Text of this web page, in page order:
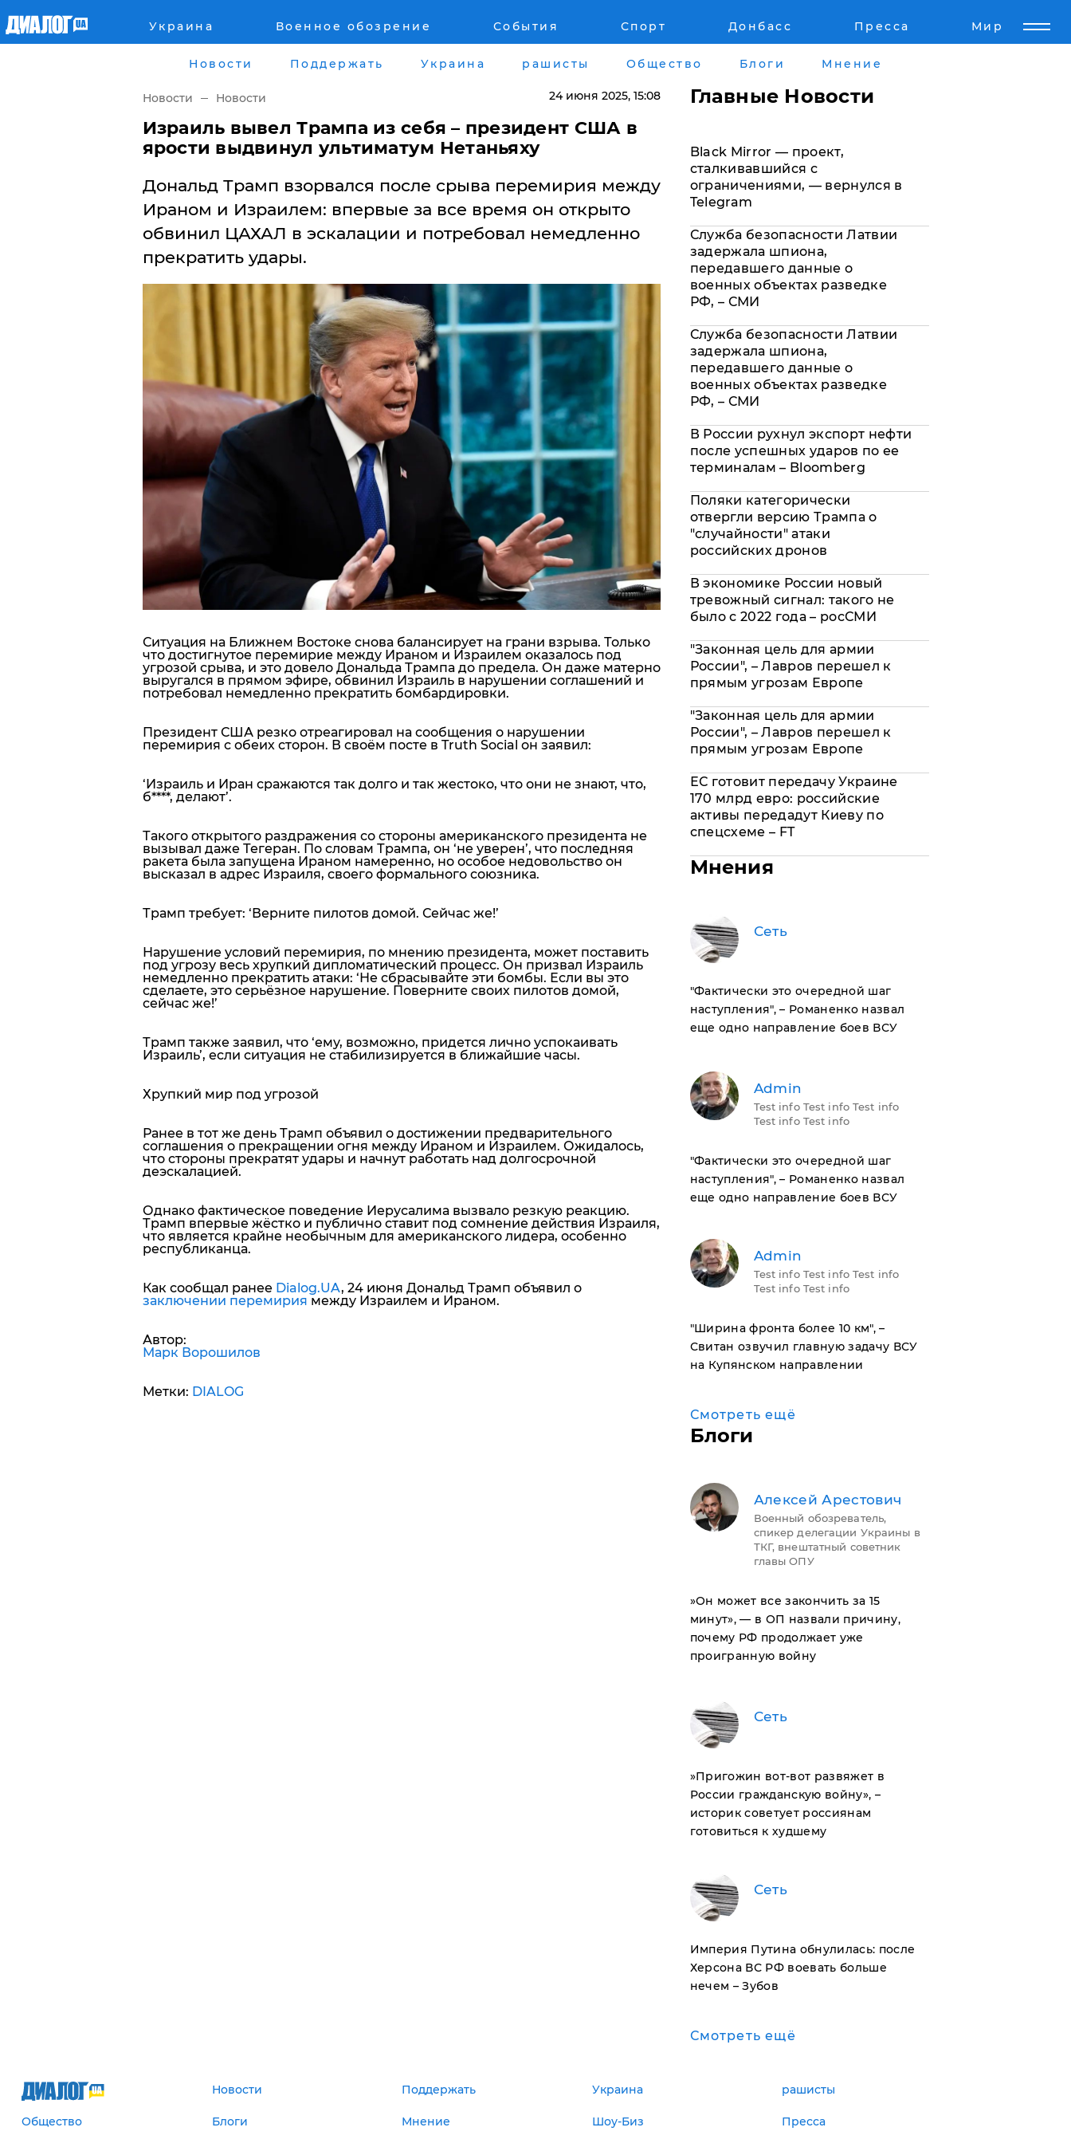
Украина Военное обозрение События Спорт Донбасс Пресса Мир
Военное обозрение
Города
Луганск
Киев
Харьков
Днепр
Одесса
Война на Донбассе и в Крыму
"ЛНР"
Оккупация Крыма
Новости Крыма
Донбасс
Лайф стайл
Помощь проекту
Стиль Диалога
Шоу-биз
Культура
Пресс-релизы
Новости Поддержать Украина рашисты Общество Блоги Мнение
Новости Новости 24 июня 2025, 15:08
​Израиль вывел Трампа из себя – президент США в
ярости выдвинул ультиматум Нетаньяху
Дональд Трамп взорвался после срыва перемирия между
Ираном и Израилем: впервые за все время он открыто
обвинил ЦАХАЛ в эскалации и потребовал немедленно
прекратить удары.
Ситуация на Ближнем Востоке снова балансирует на грани взрыва. Только
что достигнутое перемирие между Ираном и Израилем оказалось под
угрозой срыва, и это довело Дональда Трампа до предела. Он даже матерно
выругался в прямом эфире, обвинил Израиль в нарушении соглашений и
потребовал немедленно прекратить бомбардировки.
Президент США резко отреагировал на сообщения о нарушении
перемирия с обеих сторон. В своём посте в Truth Social он заявил:
‘Израиль и Иран сражаются так долго и так жестоко, что они не знают, что,
б****, делают’.
Такого открытого раздражения со стороны американского президента не
вызывал даже Тегеран. По словам Трампа, он ‘не уверен’, что последняя
ракета была запущена Ираном намеренно, но особое недовольство он
высказал в адрес Израиля, своего формального союзника.
Трамп требует: ‘Верните пилотов домой. Сейчас же!’
Нарушение условий перемирия, по мнению президента, может поставить
под угрозу весь хрупкий дипломатический процесс. Он призвал Израиль
немедленно прекратить атаки: ‘Не сбрасывайте эти бомбы. Если вы это
сделаете, это серьёзное нарушение. Поверните своих пилотов домой,
сейчас же!’
Трамп также заявил, что ‘ему, возможно, придется лично успокаивать
Израиль’, если ситуация не стабилизируется в ближайшие часы.
Хрупкий мир под угрозой
Ранее в тот же день Трамп объявил о достижении предварительного
соглашения о прекращении огня между Ираном и Израилем. Ожидалось,
что стороны прекратят удары и начнут работать над долгосрочной
деэскалацией.
Однако фактическое поведение Иерусалима вызвало резкую реакцию.
Трамп впервые жёстко и публично ставит под сомнение действия Израиля,
что является крайне необычным для американского лидера, особенно
республиканца.
Как сообщал ранееDialog.UA, 24 июня Дональд Трамп объявил о
заключении перемирия между Израилем и Ираном.
Автор:
Марк Ворошилов
Метки: DIALOG
Главные Новости
Black Mirror — проект,
сталкивавшийся с
ограничениями, — вернулся в
Telegram
Служба безопасности Латвии
задержала шпиона,
передавшего данные о
военных объектах разведке
РФ, – СМИ
Служба безопасности Латвии
задержала шпиона,
передавшего данные о
военных объектах разведке
РФ, – СМИ
В России рухнул экспорт нефти
после успешных ударов по ее
терминалам – Bloomberg
Поляки категорически
отвергли версию Трампа о
"случайности" атаки
российских дронов
В экономике России новый
тревожный сигнал: такого не
было с 2022 года – росСМИ
"Законная цель для армии
России", – Лавров перешел к
прямым угрозам Европе
"Законная цель для армии
России", – Лавров перешел к
прямым угрозам Европе
ЕС готовит передачу Украине
170 млрд евро: российские
активы передадут Киеву по
спецсхеме – FT
Мнения
Сеть
​"Фактически это очередной шаг
наступления", – Романенко назвал
еще одно направление боев ВСУ
Admin
Test info Test info Test info
Test info Test info
​"Фактически это очередной шаг
наступления", – Романенко назвал
еще одно направление боев ВСУ
Admin
Test info Test info Test info
Test info Test info
​"Ширина фронта более 10 км", –
Свитан озвучил главную задачу ВСУ
на Купянском направлении
Смотреть ещё
Блоги
Алексей Арестович
Военный обозреватель,
спикер делегации Украины в
ТКГ, внештатный советник
главы ОПУ
​»Он может все закончить за 15
минут», — в ОП назвали причину,
почему РФ продолжает уже
проигранную войну
Сеть
​»Пригожин вот-вот развяжет в
России гражданскую войну», –
историк советует россиянам
готовиться к худшему
Сеть
Империя Путина обнулилась: после
Херсона ВС РФ воевать больше
нечем – Зубов
Смотреть ещё
Новости Поддержать Украина рашисты
Общество Блоги Мнение Шоу-Биз Пресса